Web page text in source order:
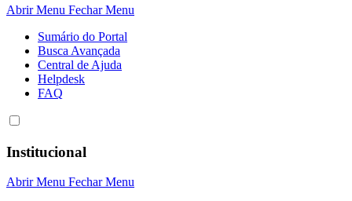
Abrir Menu Fechar Menu
Sumário do Portal
Busca Avançada
Central de Ajuda
Helpdesk
FAQ
Institucional
Abrir Menu Fechar Menu